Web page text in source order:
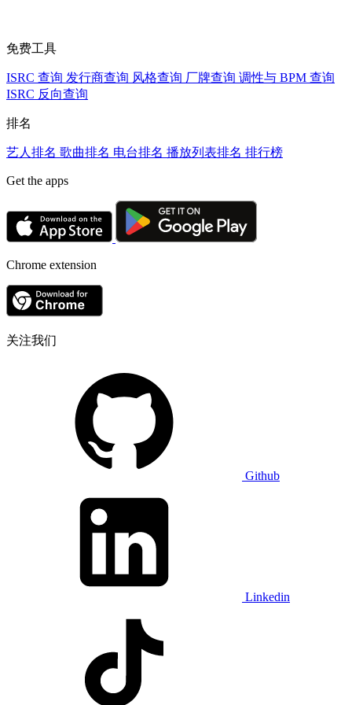
免费工具
ISRC 查询 发行商查询 风格查询 厂牌查询 调性与 BPM 查询
ISRC 反向查询
排名
艺人排名 歌曲排名 电台排名 播放列表排名 排行榜
Get the apps
Chrome extension
关注我们
Github
Linkedin